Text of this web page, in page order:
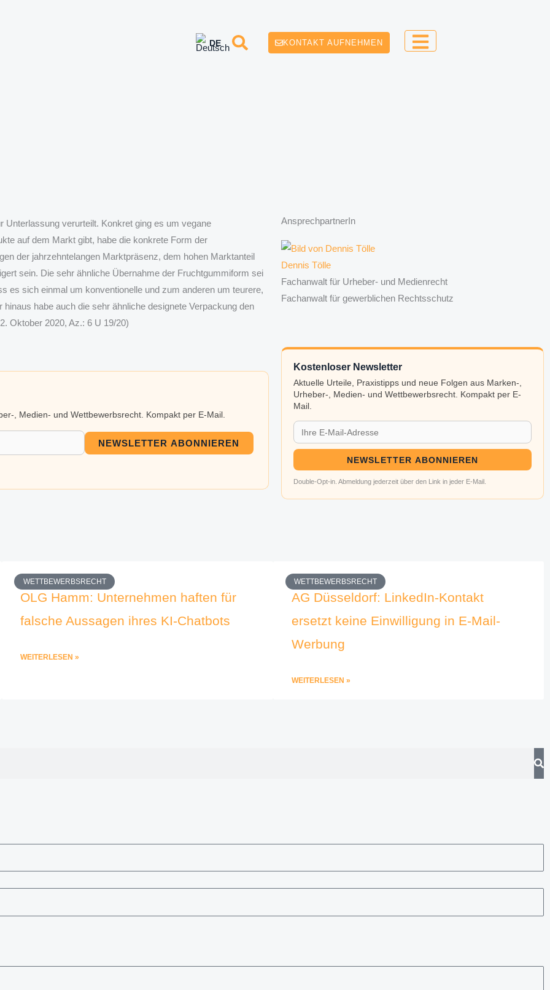
KONTAKT AUFNEHMEN
verurteilt. Konkret ging es um vegane
auf dem Markt gibt, habe die konkrete Form der
der jahrzehntelangen Marktpräsenz, dem hohen Marktanteil
sein. Die sehr ähnliche Übernahme der Fruchtgummiform sei
es sich einmal um konventionelle und zum anderen um teurere,
habe auch die sehr ähnliche designete Verpackung den
Oktober 2020, Az.: 6 U 19/20)
, Medien- und Wettbewerbsrecht. Kompakt per E-Mail.
NEWSLETTER ABONNIEREN
AnsprechpartnerIn
Dennis Tölle
Fachanwalt für Urheber- und Medienrecht
Fachanwalt für gewerblichen Rechtsschutz
Kostenloser Newsletter
Aktuelle Urteile, Praxistipps und neue Folgen aus Marken-,
Urheber-, Medien- und Wettbewerbsrecht. Kompakt per E-
Mail.
NEWSLETTER ABONNIEREN
Double-Opt-in. Abmeldung jederzeit über den Link in jeder E-Mail.
WETTBEWERBSRECHT
OLG Hamm: Unternehmen haften für
falsche Aussagen ihres KI-Chatbots
WEITERLESEN »
WETTBEWERBSRECHT
AG Düsseldorf: LinkedIn-Kontakt
ersetzt keine Einwilligung in E-Mail-
Werbung
WEITERLESEN »